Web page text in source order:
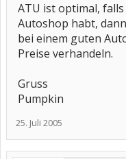
ATU ist optimal,
Autoshop habt,
bei einem guten
Preise verhandeln.
Gruss
Pumpkin
25. Juli 2005